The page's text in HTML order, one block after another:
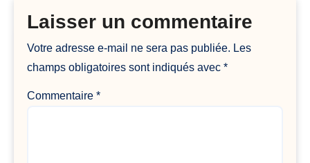
Laisser un commentaire
Votre adresse e-mail ne sera pas publiée. Les
champs obligatoires sont indiqués avec*
Commentaire*